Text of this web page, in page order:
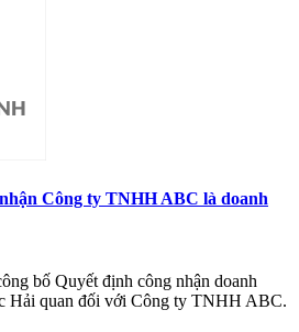
Công ty TNHH ABC là doanh
bố Quyết định công nhận doanh
Hải quan đối với Công ty TNHH ABC.